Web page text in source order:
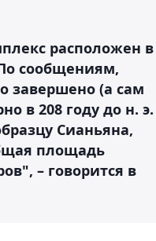
расположен в
сообщениям,
завершено (а сам
в 208 году до н. э.
Сианьяна,
площадь
– говорится в